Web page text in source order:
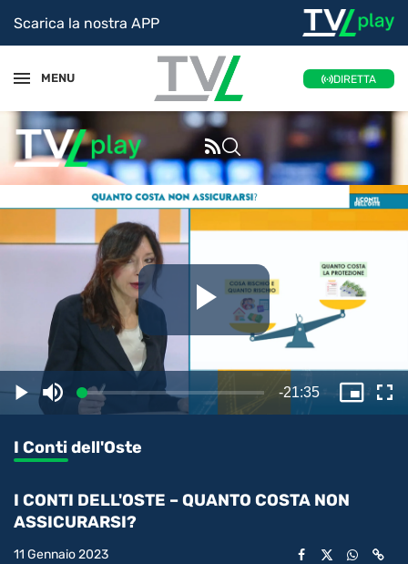
Scarica la nostra APP
MENU DIRETTA
il
PlayDisattiva
l’audio
Caricato:
0.37%
Tempo
-21:35
I Conti dell'Oste
I CONTI DELL'OSTE – QUANTO COSTA NON
ASSICURARSI?
11 Gennaio 2023